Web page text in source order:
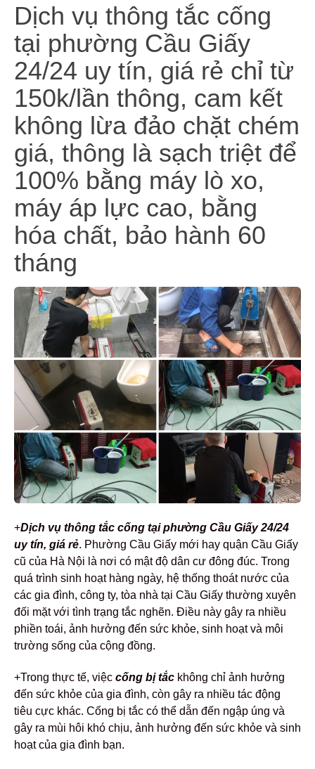
Dịch vụ thông tắc cống
tại phường Cầu Giấy
24/24 uy tín, giá rẻ chỉ từ
150k/lần thông, cam kết
không lừa đảo chặt chém
giá, thông là sạch triệt để
100% bằng máy lò xo,
máy áp lực cao, bằng
hóa chất, bảo hành 60
tháng
+Dịch vụ thông tắc cống tại phường Cầu Giấy 24/24
uy tín, giá rẻ. Phường Cầu Giấy mới hay quận Cầu Giấy
cũ của Hà Nội là nơi có mật độ dân cư đông đúc. Trong
quá trình sinh hoạt hàng ngày, hệ thống thoát nước của
các gia đình, công ty, tòa nhà tại Cầu Giấy thường xuyên
đối mặt với tình trạng tắc nghẽn. Điều này gây ra nhiều
phiền toái, ảnh hưởng đến sức khỏe, sinh hoạt và môi
trường sống của cộng đồng.
+Trong thực tế, việc cống bị tắc không chỉ ảnh hưởng
đến sức khỏe của gia đình, còn gây ra nhiều tác động
tiêu cực khác. Cống bị tắc có thể dẫn đến ngập úng và
gây ra mùi hôi khó chịu, ảnh hưởng đến sức khỏe và sinh
hoạt của gia đình bạn.